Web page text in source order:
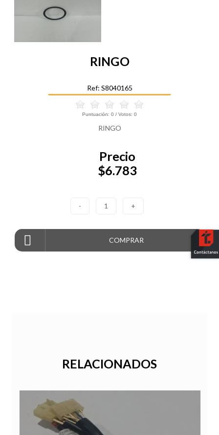
RINGO
Ref: S8040165
Puntuación: 0 / Votos: 0
RINGO
Precio
$6.783
- 1 +
COMPRAR
RELACIONADOS